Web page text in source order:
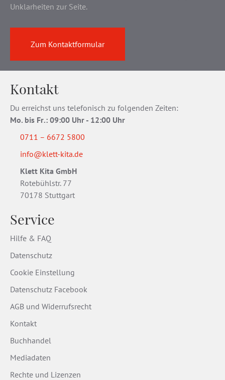
Unklarheiten zur Seite.
Zum Kontaktformular
Kontakt
Du erreichst uns telefonisch zu folgenden Zeiten:
Mo. bis Fr.: 09:00 Uhr - 12:00 Uhr
0711 – 6672 5800
info@klett-kita.de
Klett Kita GmbH
Rotebühlstr. 77
70178 Stuttgart
Service
Hilfe & FAQ
Datenschutz
Cookie Einstellung
Datenschutz Facebook
AGB und Widerrufsrecht
Kontakt
Buchhandel
Mediadaten
Rechte und Lizenzen